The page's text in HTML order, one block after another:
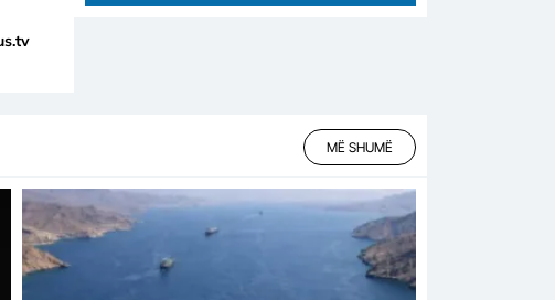
MË SHUMË